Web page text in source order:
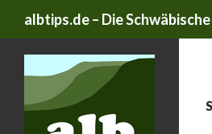
albtips.de – Die